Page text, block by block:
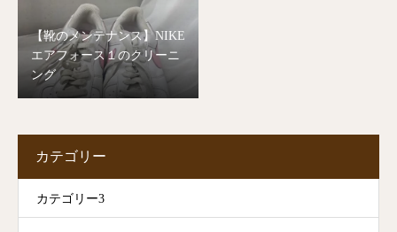
【靴のメンテナンス】NIKE
エアフォース１のクリーニ
ング
カテゴリー
カテゴリー3